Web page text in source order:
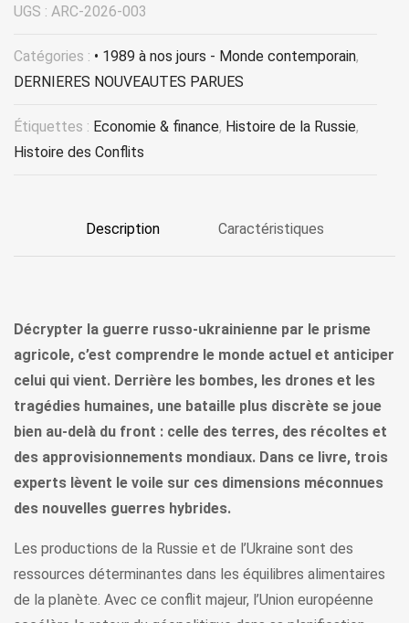
UGS : ARC-2026-003
Catégories : • 1989 à nos jours - Monde contemporain,
DERNIERES NOUVEAUTES PARUES
Étiquettes : Economie & finance, Histoire de la Russie,
Histoire des Conflits
Description Caractéristiques
Décrypter la guerre russo-ukrainienne par le prisme
agricole, c’est comprendre le monde actuel et anticiper
celui qui vient. Derrière les bombes, les drones et les
tragédies humaines, une bataille plus discrète se joue
bien au-delà du front : celle des terres, des récoltes et
des approvisionnements mondiaux. Dans ce livre, trois
experts lèvent le voile sur ces dimensions méconnues
des nouvelles guerres hybrides.
Les productions de la Russie et de l’Ukraine sont des
ressources déterminantes dans les équilibres alimentaires
de la planète. Avec ce conflit majeur, l’Union européenne